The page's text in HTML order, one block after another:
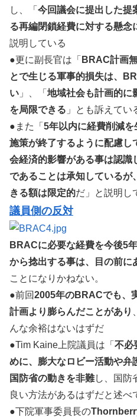
し、「 今回議会に提出した提
る再編閉鎖経費に対する懸念
説明している
●更に副長官は「 BRAC計画
とで生じる軍事的損失は、
い 」、「 地域社会も計画的に
を局限できる 」とも訴えてい
●また「 5年以内に経費削減
施策が終了するように配慮し
会経済的影響がある事は認識
であることは承知しているが
きる額は限定的だ」と説明し
議員側の反対
BRACに必要な経費を今後5
から捻出する事は、目の前に
ことになりかねない。
●前回2005年のBRACでも、
計画より膨らんだことがあり
んな余裕はないはずだ
●Tim Kaine上院議員は「 不必
めに、膨大なロビー活動や弁
国防省の動きを非難し、国防
良い方法があるはずだと述べ
●下院軍事委員長の